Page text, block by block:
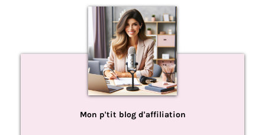
Mon p'tit blog d'affiliation